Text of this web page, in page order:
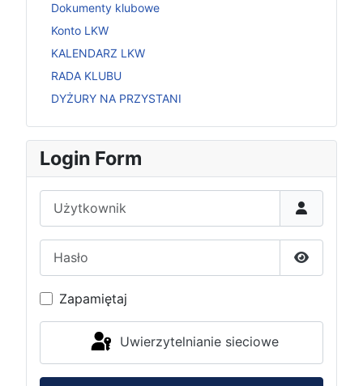
Dokumenty klubowe
Konto LKW
KALENDARZ LKW
RADA KLUBU
DYŻURY NA PRZYSTANI
Login Form
Pokaż
Zapamiętaj
Uwierzytelnianie sieciowe